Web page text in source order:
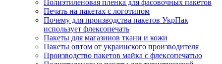
Полиэтиленовая пленка для фасовочных пакетов
Печать на пакетах с логотипом
Почему для производства пакетов УкрПак
использует флексопечать
Пакеты для магазинов ткани и кожи
Пакеты оптом от украинского производителя
Производство пакетов майка с флексопечатью